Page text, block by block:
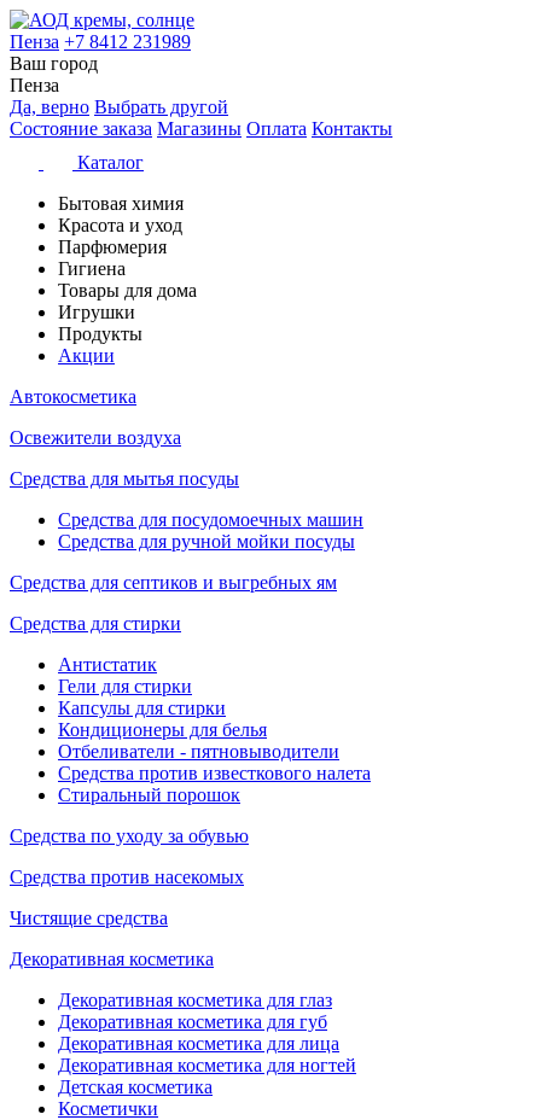
Пенза +7 8412 231989
Ваш город
Пенза
Да, верно Выбрать другой
Состояние заказа Магазины Оплата Контакты
Каталог
Бытовая химия
Красота и уход
Парфюмерия
Гигиена
Товары для дома
Игрушки
Продукты
Акции
Автокосметика
Освежители воздуха
Средства для мытья посуды
Средства для посудомоечных машин
Средства для ручной мойки посуды
Средства для септиков и выгребных ям
Средства для стирки
Антистатик
Гели для стирки
Капсулы для стирки
Кондиционеры для белья
Отбеливатели - пятновыводители
Средства против известкового налета
Стиральный порошок
Средства по уходу за обувью
Средства против насекомых
Чистящие средства
Декоративная косметика
Декоративная косметика для глаз
Декоративная косметика для губ
Декоративная косметика для лица
Декоративная косметика для ногтей
Детская косметика
Косметички